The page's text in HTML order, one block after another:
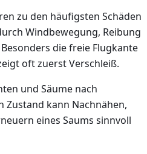
zu den häufigsten Schäden
Windbewegung, Reibung
die freie Flugkante
oft zuerst Verschleiß.
und Säume nach
Zustand kann Nachnähen,
eines Saums sinnvoll